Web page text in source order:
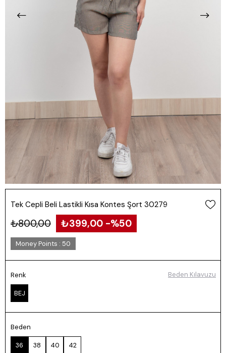
Tek Cepli Beli Lastikli Kısa Kontes Şort 30279
₺800,00 ₺399,00 50
Money Points : 50
Renk
BEJ
Beden
36 38 40 42
Beden Kılavuzu